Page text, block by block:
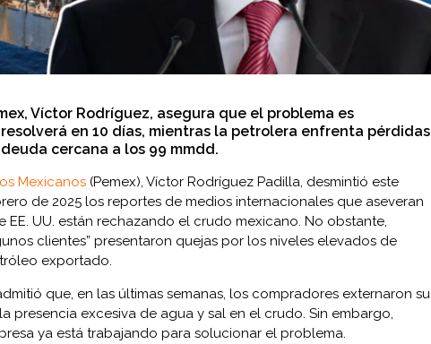
Víctor Rodríguez, asegura que el problema es
resolverá en 10 días, mientras la petrolera enfrenta pérdidas
cercana a los 99 mmdd.
Mexicanos (Pemex), Víctor Rodríguez Padilla, desmintió este
de 2025 los reportes de medios internacionales que aseveran
EE. UU. están rechazando el crudo mexicano. No obstante,
clientes” presentaron quejas por los niveles elevados de
exportado.
que, en las últimas semanas, los compradores externaron su
presencia excesiva de agua y sal en el crudo. Sin embargo,
ya está trabajando para solucionar el problema.